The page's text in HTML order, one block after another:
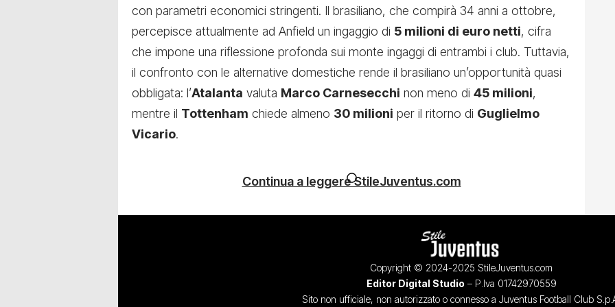
con parametri economici stringenti. Il brasiliano, che compirà 34 anni a ottobre,
percepisce attualmente ad Anfield un ingaggio di 5 milioni di euro netti, cifra
che impone una riflessione profonda sui monte ingaggi di entrambi i club. Tuttavia,
il confronto con le alternative domestiche rende il brasiliano un’opportunità quasi
obbligata: l’Atalanta valuta Marco Carnesecchi non meno di 45 milioni,
mentre il Tottenham chiede almeno 30 milioni per il ritorno di Guglielmo
Vicario.
Continua a leggere StileJuventus.com
Copyright © 2024-2025 StileJuventus.com
Editor Digital Studio – P.Iva 01742970559
Sito non ufficiale, non autorizzato o connesso a Juventus Football Club